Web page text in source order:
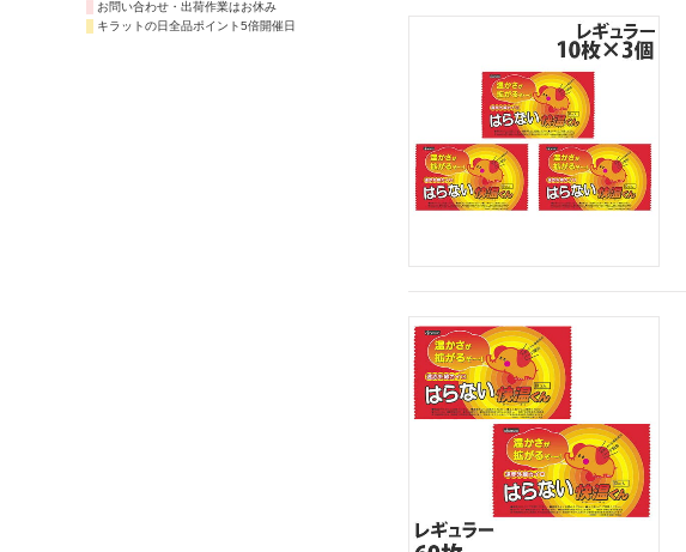
お問い合わせ・出荷作業はお休み
キラットの日全品ポイント5倍開催日